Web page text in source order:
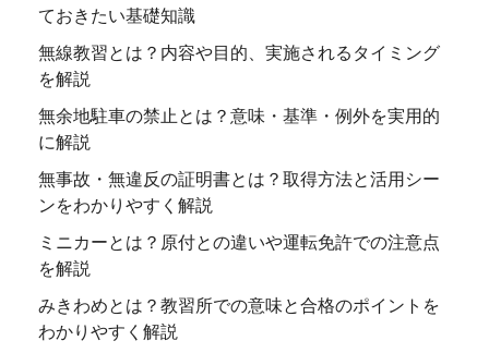
ておきたい基礎知識
無線教習とは？内容や目的、実施されるタイミング
を解説
無余地駐車の禁止とは？意味・基準・例外を実用的
に解説
無事故・無違反の証明書とは？取得方法と活用シー
ンをわかりやすく解説
ミニカーとは？原付との違いや運転免許での注意点
を解説
みきわめとは？教習所での意味と合格のポイントを
わかりやすく解説